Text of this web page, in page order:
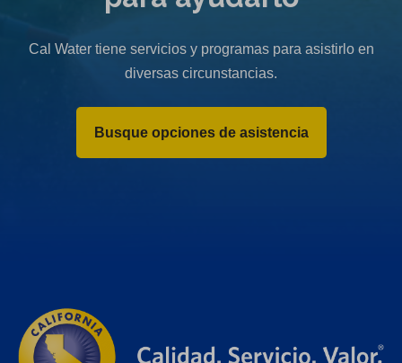
Cal Water tiene servicios y programas para asistirlo en
diversas circunstancias.
Busque opciones de asistencia